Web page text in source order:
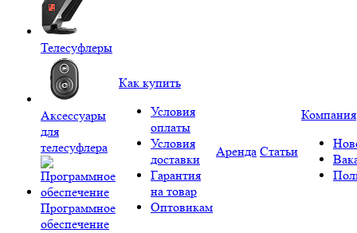
Телесуфлеры
Аксессуары
для
телесуфлера
Программное
обеспечение
Как купить
Условия
оплаты
Условия
доставки
Гарантия
на товар
Оптовикам
Аренда Статьи
Компания